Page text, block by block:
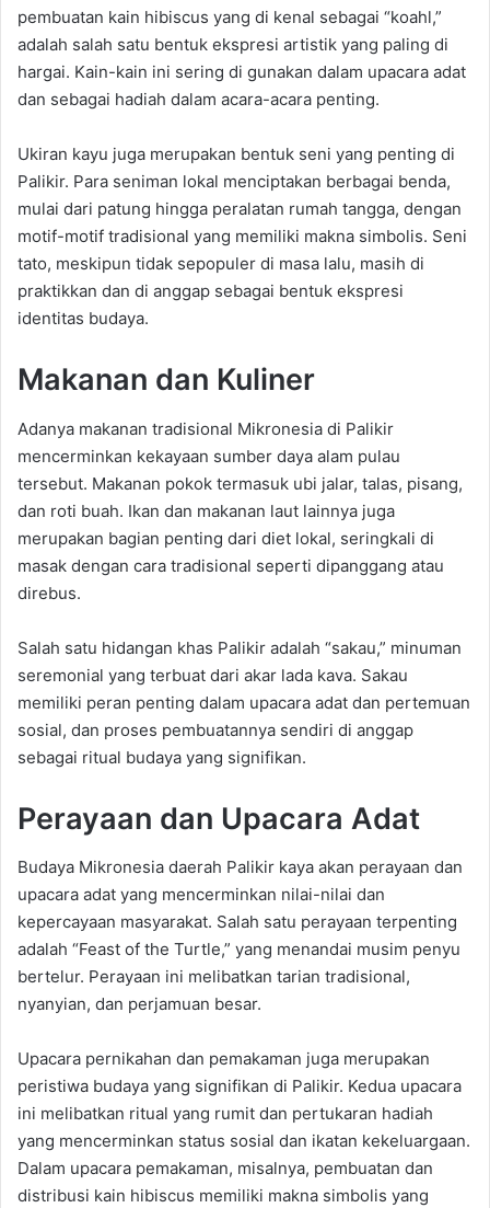
pembuatan kain hibiscus yang di kenal sebagai “koahl,”
adalah salah satu bentuk ekspresi artistik yang paling di
hargai. Kain-kain ini sering di gunakan dalam upacara adat
dan sebagai hadiah dalam acara-acara penting.
Ukiran kayu juga merupakan bentuk seni yang penting di
Palikir. Para seniman lokal menciptakan berbagai benda,
mulai dari patung hingga peralatan rumah tangga, dengan
motif-motif tradisional yang memiliki makna simbolis. Seni
tato, meskipun tidak sepopuler di masa lalu, masih di
praktikkan dan di anggap sebagai bentuk ekspresi
identitas budaya.
Makanan dan Kuliner
Adanya makanan tradisional Mikronesia di Palikir
mencerminkan kekayaan sumber daya alam pulau
tersebut. Makanan pokok termasuk ubi jalar, talas, pisang,
dan roti buah. Ikan dan makanan laut lainnya juga
merupakan bagian penting dari diet lokal, seringkali di
masak dengan cara tradisional seperti dipanggang atau
direbus.
Salah satu hidangan khas Palikir adalah “sakau,” minuman
seremonial yang terbuat dari akar lada kava. Sakau
memiliki peran penting dalam upacara adat dan pertemuan
sosial, dan proses pembuatannya sendiri di anggap
sebagai ritual budaya yang signifikan.
Perayaan dan Upacara Adat
Budaya Mikronesia daerah Palikir kaya akan perayaan dan
upacara adat yang mencerminkan nilai-nilai dan
kepercayaan masyarakat. Salah satu perayaan terpenting
adalah “Feast of the Turtle,” yang menandai musim penyu
bertelur. Perayaan ini melibatkan tarian tradisional,
nyanyian, dan perjamuan besar.
Upacara pernikahan dan pemakaman juga merupakan
peristiwa budaya yang signifikan di Palikir. Kedua upacara
ini melibatkan ritual yang rumit dan pertukaran hadiah
yang mencerminkan status sosial dan ikatan kekeluargaan.
Dalam upacara pemakaman, misalnya, pembuatan dan
distribusi kain hibiscus memiliki makna simbolis yang